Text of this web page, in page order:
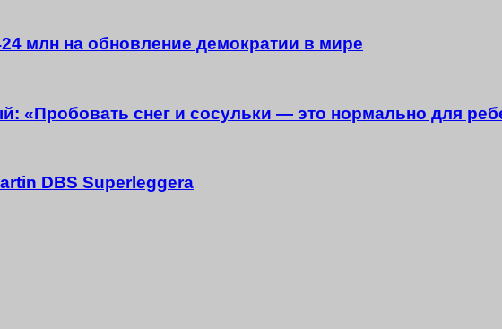
млн на обновление демократии в мире
«Пробовать снег и сосульки — это нормально для
DBS Superleggera